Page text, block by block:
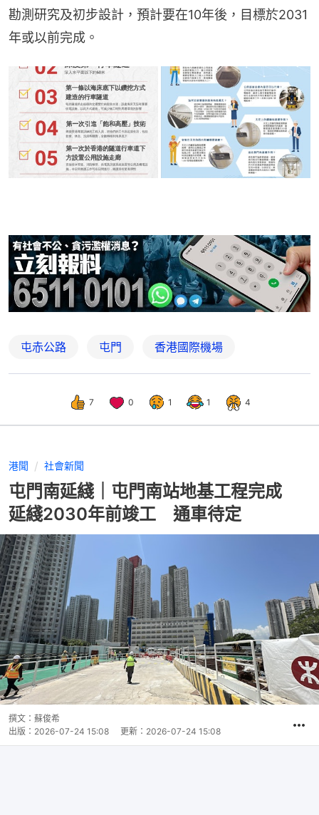
勘測研究及初步設計，預計要在10年後，目標於2031
年或以前完成。
屯赤公路 屯門 香港國際機場
7 0 1 1 4
港聞 社會新聞
屯門南延綫｜屯門南站地基工程完成
延綫2030年前竣工 通車待定
撰文： 蘇俊希
出版： 2026-07-24 15:08 更新： 2026-07-24 15:08